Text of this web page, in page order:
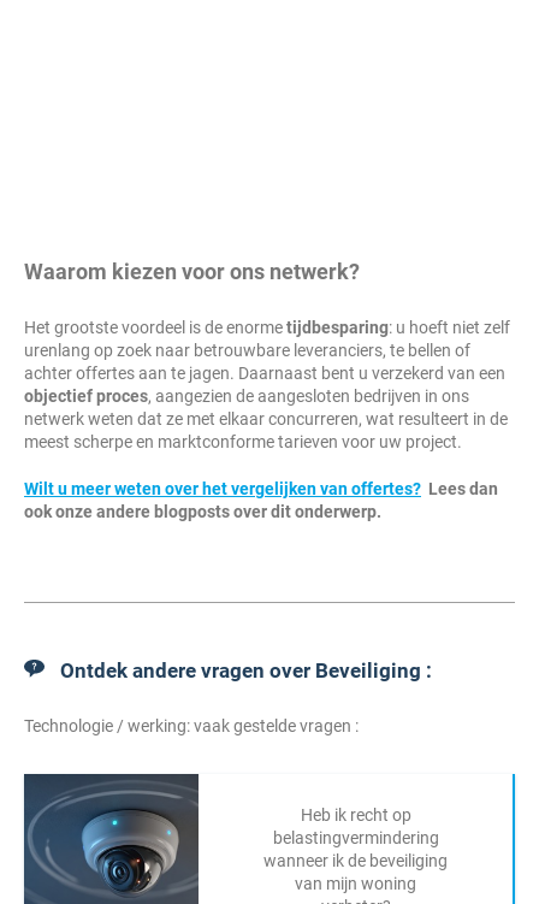
Waarom kiezen voor ons netwerk?
Het grootste voordeel is de enormetijdbesparing: u hoeft niet zelf
urenlang op zoek naar betrouwbare leveranciers, te bellen of
achter offertes aan te jagen. Daarnaast bent u verzekerd van een
objectief proces, aangezien de aangesloten bedrijven in ons
netwerk weten dat ze met elkaar concurreren, wat resulteert in de
meest scherpe en marktconforme tarieven voor uw project.
Wilt u meer weten over het vergelijken van offertes? Lees dan
ook onze andere blogposts over dit onderwerp.
Ontdek andere vragen over Beveiliging :
Technologie / werking: vaak gestelde vragen :
Heb ik recht op
belastingvermindering
wanneer ik de beveiliging
van mijn woning